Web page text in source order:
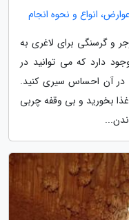
انواع و نحوه انجام
و گرسنگی برای لاغری به
دارد که می توانید در
در آن احساس سیری کنید.
بخورید و بی وقفه چربی